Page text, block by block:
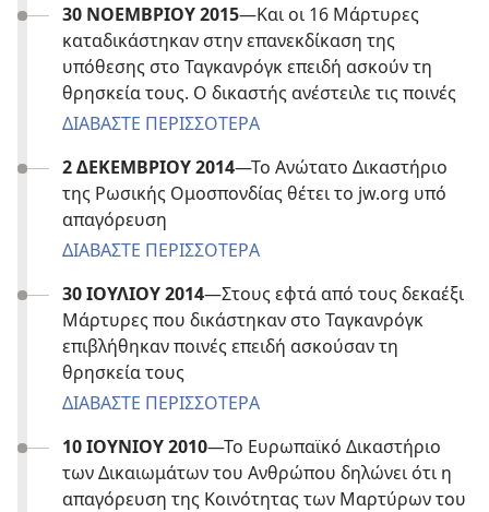
30 ΝΟΕΜΒΡΙΟΥ 2015—Και οι 16 Μάρτυρες
καταδικάστηκαν στην επανεκδίκαση της
υπόθεσης στο Ταγκανρόγκ επειδή ασκούν τη
θρησκεία τους. Ο δικαστής ανέστειλε τις ποινές
ΔΙΑΒΑΣΤΕ ΠΕΡΙΣΣΟΤΕΡΑ
2 ΔΕΚΕΜΒΡΙΟΥ 2014—Το Ανώτατο Δικαστήριο
της Ρωσικής Ομοσπονδίας θέτει το jw.org υπό
απαγόρευση
ΔΙΑΒΑΣΤΕ ΠΕΡΙΣΣΟΤΕΡΑ
30 ΙΟΥΛΙΟΥ 2014—Στους εφτά από τους δεκαέξι
Μάρτυρες που δικάστηκαν στο Ταγκανρόγκ
επιβλήθηκαν ποινές επειδή ασκούσαν τη
θρησκεία τους
ΔΙΑΒΑΣΤΕ ΠΕΡΙΣΣΟΤΕΡΑ
10 ΙΟΥΝΙΟΥ 2010—Το Ευρωπαϊκό Δικαστήριο
των Δικαιωμάτων του Ανθρώπου δηλώνει ότι η
απαγόρευση της Κοινότητας των Μαρτύρων του